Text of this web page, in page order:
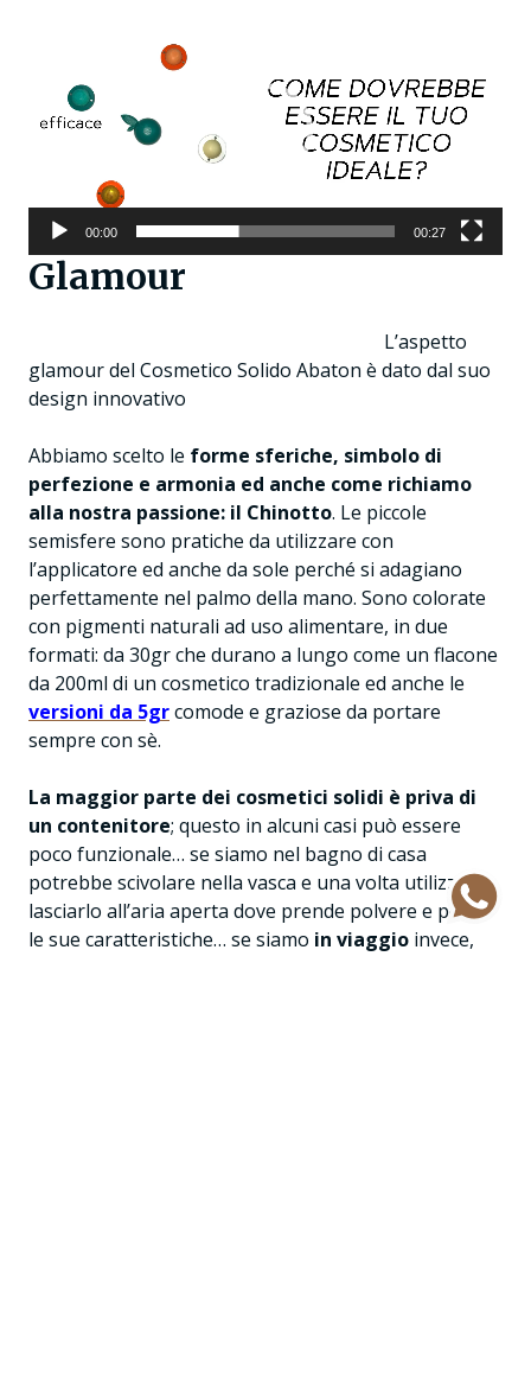
00:00 00:27
Glamour
L’aspetto
glamour del Cosmetico Solido Abaton è dato dal suo
design innovativo
Abbiamo scelto le forme sferiche, simbolo di
perfezione e armonia ed anche come richiamo
alla nostra passione: il Chinotto. Le piccole
semisfere sono pratiche da utilizzare con
l’applicatore ed anche da sole perché si adagiano
perfettamente nel palmo della mano. Sono colorate
con pigmenti naturali ad uso alimentare, in due
formati: da 30gr che durano a lungo come un flacone
da 200ml di un cosmetico tradizionale ed anche le
versioni da 5grcomode e graziose da portare
sempre con sè.
La maggior parte dei cosmetici solidi è priva di
un contenitore; questo in alcuni casi può essere
poco funzionale… se siamo nel bagno di casa
potrebbe scivolare nella vasca e una volta utilizzato
lasciarlo all’aria aperta dove prende polvere e perde
le sue caratteristiche… se siamo in viaggio invece,